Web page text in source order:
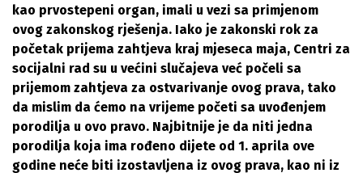
kao prvostepeni organ, imali u vezi sa primjenom
ovog zakonskog rješenja. Iako je zakonski rok za
početak prijema zahtjeva kraj mjeseca maja, Centri za
socijalni rad su u većini slučajeva već počeli sa
prijemom zahtjeva za ostvarivanje ovog prava, tako
da mislim da ćemo na vrijeme početi sa uvođenjem
porodilja u ovo pravo. Najbitnije je da niti jedna
porodilja koja ima rođeno dijete od 1. aprila ove
godine neće biti izostavljena iz ovog prava, kao ni iz